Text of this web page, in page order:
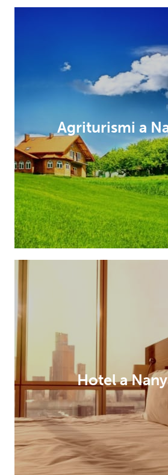
Agriturismi a
Hotel a